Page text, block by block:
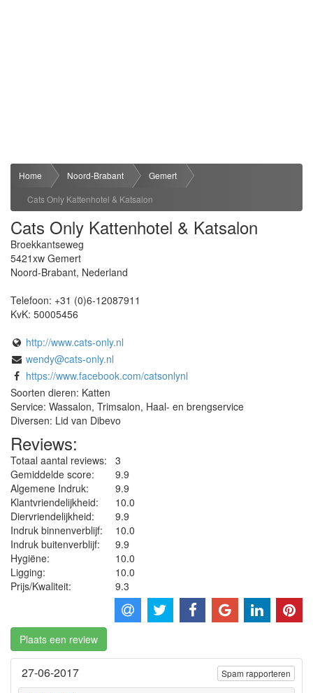
Home Noord-Brabant
Gemert
Cats Only Kattenhotel & Katsalon
Cats Only Kattenhotel & Katsalon
Broekkantseweg
5421xw Gemert
Noord-Brabant, Nederland
Telefoon: +31 (0)6-12087911
KvK: 50005456
http://www.cats-only.nl
wendy@cats-only.nl
https://www.facebook.com/catsonlynl
Soorten dieren: Katten
Service: Wassalon, Trimsalon, Haal- en brengservice
Diversen: Lid van Dibevo
Reviews:
Totaal aantal reviews:
3
Gemiddelde score:
9.9
Algemene Indruk:
9.9
Klantvriendelijkheid:
10.0
Diervriendelijkheid:
9.9
Indruk binnenverblijf:
10.0
Indruk buitenverblijf:
9.9
Hygiëne‎:
10.0
Ligging:
10.0
Prijs/Kwaliteit:
9.3
Plaats een review
27-06-2017 Spam rapporteren